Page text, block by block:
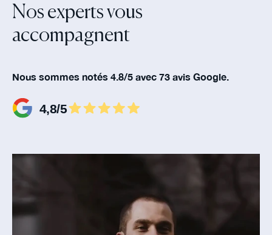
Nos experts vous
accompagnent‍
Nous sommes notés 4.8/5 avec 73 avis Google.